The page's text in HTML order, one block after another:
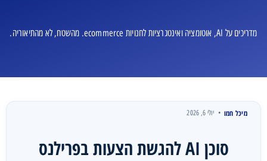
מדריכים על AI, אוטומציה ואינטגרציות לחנויות ecommerce. מהשטח, לא מהתיאוריה.
סוכן AI להגשת הצעות בפרילנס
מיכל חמו יולי 6, 2026